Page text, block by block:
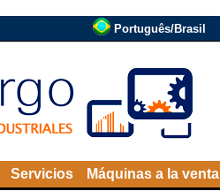
Português/Brasil
Servicios Máquinas a la venta